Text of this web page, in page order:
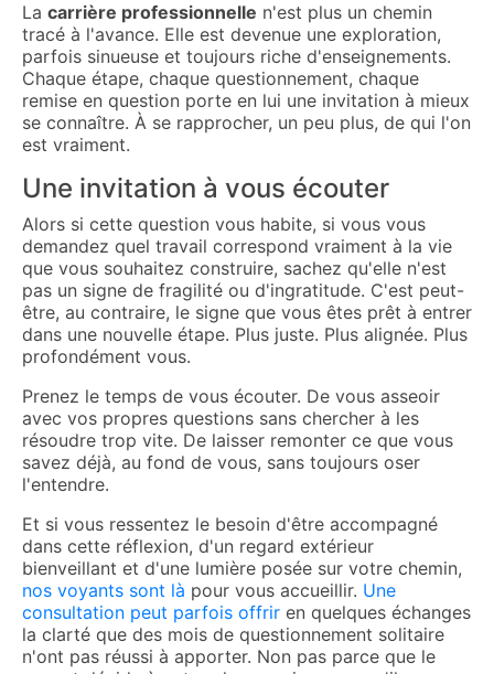
La carrière professionnelle n'est plus un chemin
tracé à l'avance. Elle est devenue une exploration,
parfois sinueuse et toujours riche d'enseignements.
Chaque étape, chaque questionnement, chaque
remise en question porte en lui une invitation à mieux
se connaître. À se rapprocher, un peu plus, de qui l'on
est vraiment.
Une invitation à vous écouter
Alors si cette question vous habite, si vous vous
demandez quel travail correspond vraiment à la vie
que vous souhaitez construire, sachez qu'elle n'est
pas un signe de fragilité ou d'ingratitude. C'est peut-
être, au contraire, le signe que vous êtes prêt à entrer
dans une nouvelle étape. Plus juste. Plus alignée. Plus
profondément vous.
Prenez le temps de vous écouter. De vous asseoir
avec vos propres questions sans chercher à les
résoudre trop vite. De laisser remonter ce que vous
savez déjà, au fond de vous, sans toujours oser
l'entendre.
Et si vous ressentez le besoin d'être accompagné
dans cette réflexion, d'un regard extérieur
bienveillant et d'une lumière posée sur votre chemin,
nos voyants sont là pour vous accueillir. Une
consultation peut parfois offrir en quelques échanges
la clarté que des mois de questionnement solitaire
n'ont pas réussi à apporter. Non pas parce que le